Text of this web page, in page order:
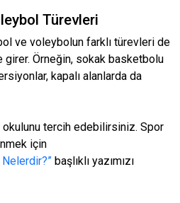
Türevleri
ve voleybolun farklı türevleri de
girer. Örneğin, sokak basketbolu
kapalı alanlarda da
tercih edebilirsiniz. Spor
için
Nelerdir?” başlıklı yazımızı